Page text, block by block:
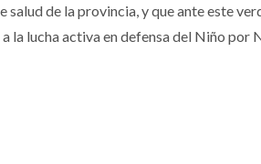
de la provincia, y que ante este
la lucha activa en defensa del Niño por